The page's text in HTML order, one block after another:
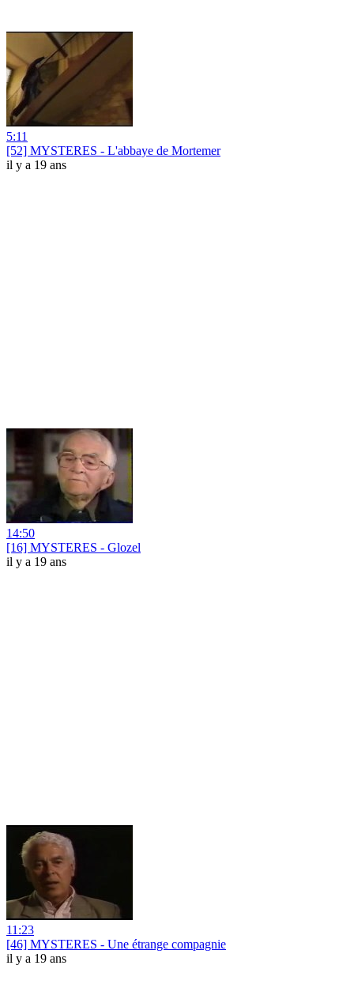
5:11
[52] MYSTERES - L'abbaye de Mortemer
il y a 19 ans
14:50
[16] MYSTERES - Glozel
il y a 19 ans
11:23
[46] MYSTERES - Une étrange compagnie
il y a 19 ans